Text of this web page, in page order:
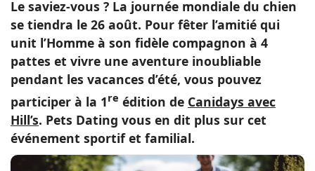
Tops
Conso
Le saviez-vous ? La journée mondiale du chien
se tiendra le 26 août. Pour fêter l’amitié qui
unit l’Homme à son fidèle compagnon à 4
pattes et vivre une aventure inoubliable
pendant les vacances d’été, vous pouvez
participer à la 1re édition de Canidays avec
Hill’s. Pets Dating vous en dit plus sur cet
événement sportif et familial.